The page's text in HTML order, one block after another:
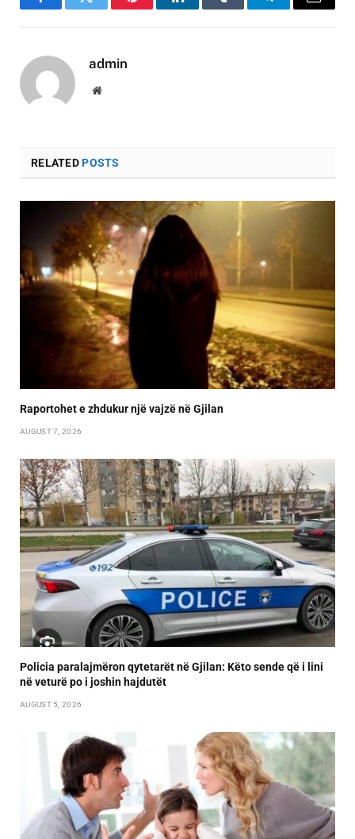
FacebookTwitter PinterestLinkedInTumblr TelegramEmail
admin
Website
RELATEDPOSTS
Raportohet e zhdukur një vajzë në Gjilan
AUGUST 7, 2026
Policia paralajmëron qytetarët në Gjilan: Këto sende që i lini
në veturë po i joshin hajdutët
AUGUST 5, 2026